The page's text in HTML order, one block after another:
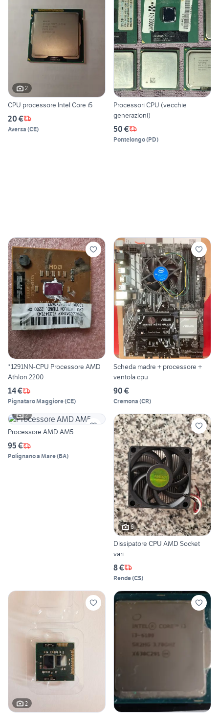
2
CPU processore Intel Core i5
20 €
Aversa (CE)
Processori CPU (vecchie
generazioni)
50 €
Pontelongo(PD)
*1291NN-CPU Processore AMD
Athlon 2200
14 €
Pignataro Maggiore(CE)
Scheda madre + processore +
ventola cpu
90 €
Cremona (CR)
2
Processore AMD AM5
95 €
Polignano a Mare(BA)
6
Dissipatore CPU AMD Socket
vari
8 €
Rende(CS)
2